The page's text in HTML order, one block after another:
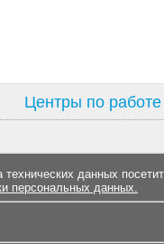
Центры по
данных
персональных данных.